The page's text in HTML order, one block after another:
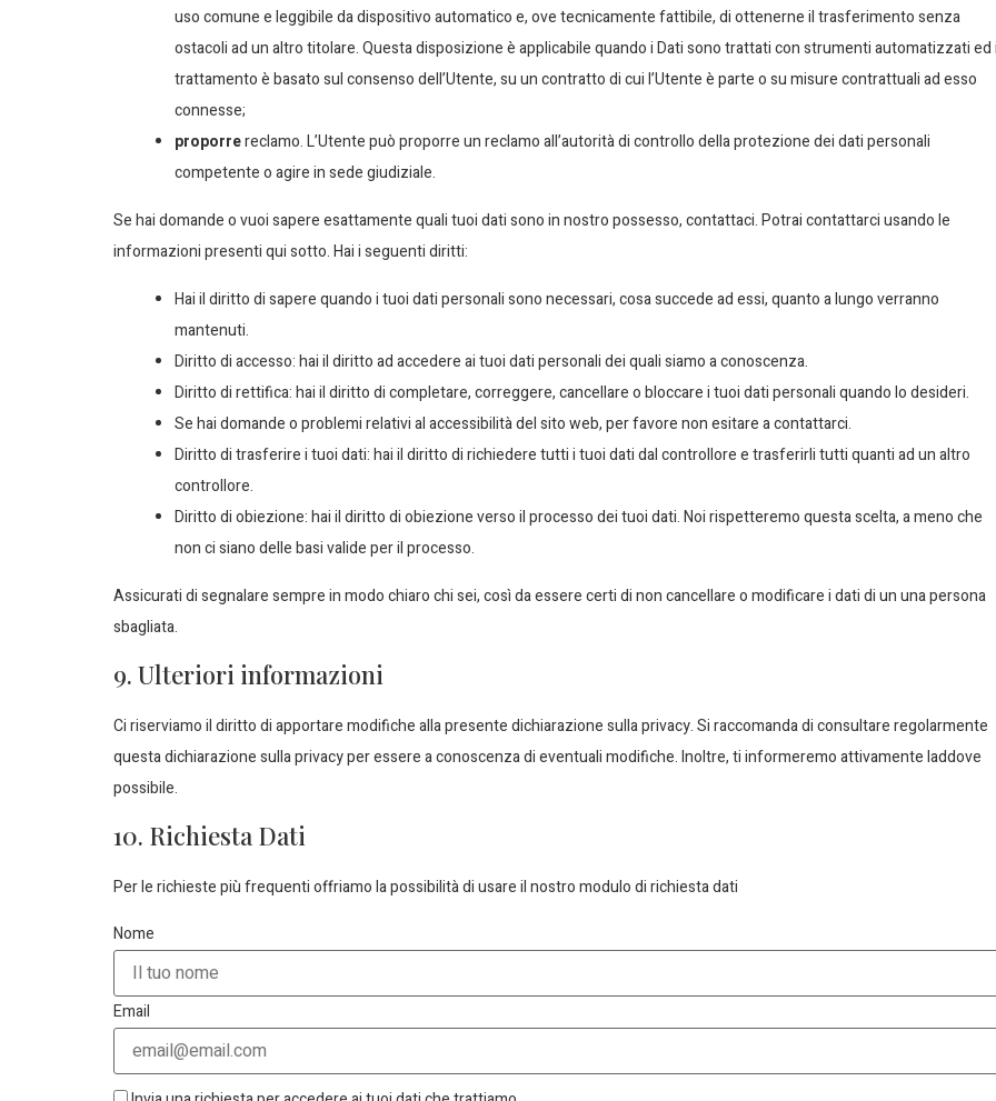
uso comune e leggibile da dispositivo automatico e, ove tecnicamente fattibile, di ottenerne il trasferimento senza
ostacoli ad un altro titolare. Questa disposizione è applicabile quando i Dati sono trattati con strumenti automatizzati ed
trattamento è basato sul consenso dell’Utente, su un contratto di cui l’Utente è parte o su misure contrattuali ad esso
connesse;
proporrereclamo. L’Utente può proporre un reclamo all’autorità di controllo della protezione dei dati personali
competente o agire in sede giudiziale.
Se hai domande o vuoi sapere esattamente quali tuoi dati sono in nostro possesso, contattaci. Potrai contattarci usando le
informazioni presenti qui sotto. Hai i seguenti diritti:
Hai il diritto di sapere quando i tuoi dati personali sono necessari, cosa succede ad essi, quanto a lungo verranno
mantenuti.
Diritto di accesso: hai il diritto ad accedere ai tuoi dati personali dei quali siamo a conoscenza.
Diritto di rettifica: hai il diritto di completare, correggere, cancellare o bloccare i tuoi dati personali quando lo desideri.
Se hai domande o problemi relativi al accessibilità del sito web, per favore non esitare a contattarci.
Diritto di trasferire i tuoi dati: hai il diritto di richiedere tutti i tuoi dati dal controllore e trasferirli tutti quanti ad un altro
controllore.
Diritto di obiezione: hai il diritto di obiezione verso il processo dei tuoi dati. Noi rispetteremo questa scelta, a meno che
non ci siano delle basi valide per il processo.
Assicurati di segnalare sempre in modo chiaro chi sei, così da essere certi di non cancellare o modificare i dati di un una persona
sbagliata.
9. Ulteriori informazioni
Ci riserviamo il diritto di apportare modifiche alla presente dichiarazione sulla privacy. Si raccomanda di consultare regolarmente
questa dichiarazione sulla privacy per essere a conoscenza di eventuali modifiche. Inoltre, ti informeremo attivamente laddove
possibile.
10. Richiesta Dati
Per le richieste più frequenti offriamo la possibilità di usare il nostro modulo di richiesta dati
Nome
Email